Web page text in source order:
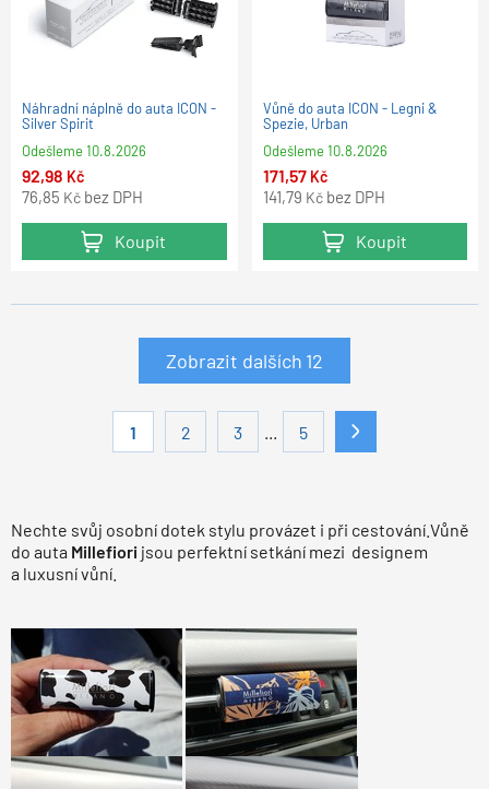
Náhradní náplně do auta ICON -
Silver Spirit
Odešleme10.8.2026
92,98 Kč
76,85 Kč bez DPH
Koupit
Vůně do auta ICON - Legni &
Spezie, Urban
Odešleme10.8.2026
171,57 Kč
141,79 Kč bez DPH
Koupit
1 2 3 5
Zobrazit dalších 12
Nechte svůj osobní dotek stylu provázet i při cestování.Vůně
do auta Millefiori jsou perfektní setkání mezi designem
a luxusní vůní.